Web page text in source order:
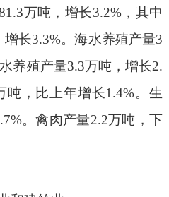
万吨，增长3.2%，其中
增长3.3%。海水养殖产量3
水养殖产量3.3万吨，增长2.
吨，比上年增长1.4%。生
。禽肉产量2.2万吨，下